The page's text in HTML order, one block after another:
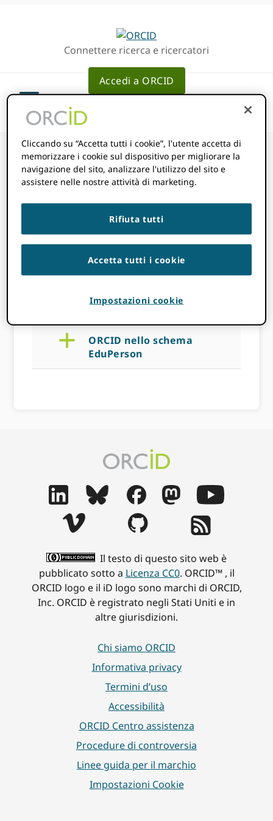
Connettere ricerca e ricercatori
Accedi a ORCID
ORCID nello
schema
EduPerson
14 NOVEMBRE 2022BYROB BLACKBURN
a
ORCID nello schema
EduPerson
Il testo di questo sito web è
pubblicato sotto a Licenza CC0. ORCID™ , il
ORCID logo e il iD logo sono marchi di ORCID,
Inc. ORCID è registrato negli Stati Uniti e in
altre giurisdizioni.
Chi siamo ORCID
Informativa privacy
Termini d’uso
Accessibilità
ORCID Centro assistenza
Procedure di controversia
Linee guida per il marchio
Impostazioni Cookie
Cliccando su “Accetta tutti i cookie”, l'utente accetta di
memorizzare i cookie sul dispositivo per migliorare la
navigazione del sito, analizzare l'utilizzo del sito e
assistere nelle nostre attività di marketing.
Rifiuta tutti
Accetta tutti i cookie
Impostazioni cookie